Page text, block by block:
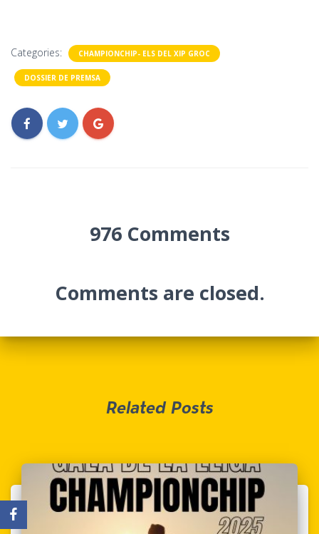
Categories: CHAMPIONCHIP- ELS DEL XIP GROC
DOSSIER DE PREMSA
976 Comments
Comments are closed.
Related Posts